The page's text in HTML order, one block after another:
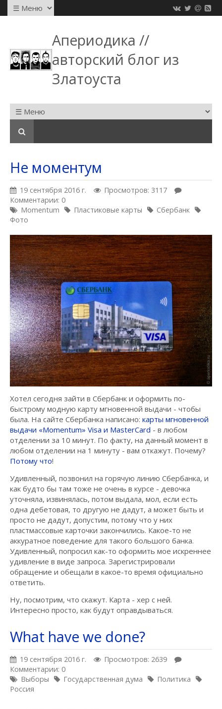
Апериодика //
авторский блог из
Златоуста
Не моментум
19 сентября 2016 г.
Просмотров: 3117
Комментарии: 0
Momentum
Пластиковые карты
Сбербанк
Фото
Хотел сегодня зайти в Сбербанк и оформить по-
быстрому модную карту мгновенной выдачи - чтобы
была. На сайте Сбербанка написано: карты мгновенной
выдачи «Momentum» Visa и MasterCard - в любом
отделении за 10 минут. По факту, на данный момент в
любом отделении на 1 минуту - вам откажут. Почему?
Потому что!
Удивленный, позвонил на горячую линию Сбербанка, и
как будто бы там тоже не очень в курсе - девочка
уточняла, извинялась, потом выдала, мол, если есть
одна дебетовая, то другую не дадут, а может быть и
просто не дадут, допустим, потому что у них
пластмассовые карточки закончились. Какое-то не
аккуратное поведение для такого большого банка.
Удивленный, попросил как-то оформить мое искреннее
удивление в виде запроса. Зарегистрировали
обращение и обещали в какое-то время официально
ответить.
Ну, посмотрим, что скажут. Карта - хер с ней.
Интересно просто, как будут оправдываться.
What have we done?
19 сентября 2016 г.
Просмотров: 2639
Комментарии: 0
Выборы
Государственная дума
Политика
Россия